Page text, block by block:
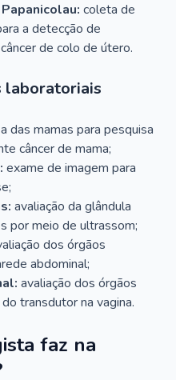
coleta de
a detecção de
de colo de útero.
laboratoriais
das mamas para pesquisa
câncer de mama;
exame de imagem para
avaliação da glândula
por meio de ultrassom;
dos órgãos
abdominal;
avaliação dos órgãos
transdutor na vagina.
faz na